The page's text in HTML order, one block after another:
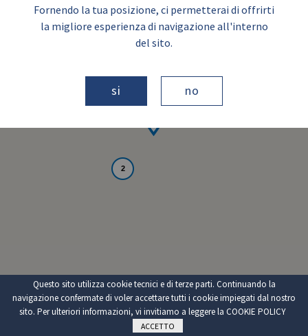
2
Questo sito utilizza cookie tecnici e di terze parti. Continuando la
navigazione confermate di voler accettare tutti i cookie impiegati dal nostro
sito. Per ulteriori informazioni, vi invitiamo a leggere la COOKIE POLICY
ACCETTO
Fornendo la tua posizione, ci permetterai di offrirti
la migliore esperienza di navigazione all'interno
del sito.
si no